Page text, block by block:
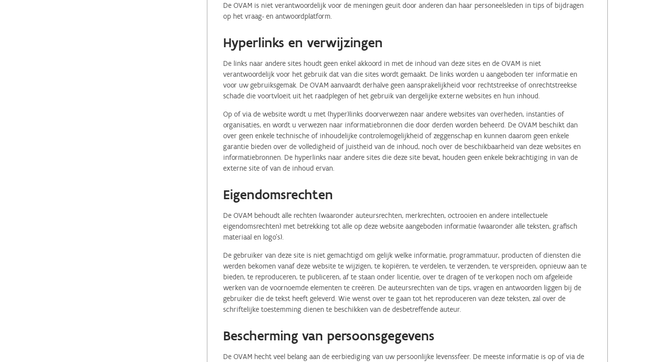
De OVAM is niet verantwoordelijk voor de meningen geuit door anderen dan haar personeelsleden in tips of bijdragen
op het vraag- en antwoordplatform.
Hyperlinks en verwijzingen
De links naar andere sites houdt geen enkel akkoord in met de inhoud van deze sites en de OVAM is niet
verantwoordelijk voor het gebruik dat van die sites wordt gemaakt. De links worden u aangeboden ter informatie en
voor uw gebruiksgemak. De OVAM aanvaardt derhalve geen aansprakelijkheid voor rechtstreekse of onrechtstreekse
schade die voortvloeit uit het raadplegen of het gebruik van dergelijke externe websites en hun inhoud.
Op of via de website wordt u met (hyper)links doorverwezen naar andere websites van overheden, instanties of
organisaties, en wordt u verwezen naar informatiebronnen die door derden worden beheerd. De OVAM beschikt dan
over geen enkele technische of inhoudelijke controlemogelijkheid of zeggenschap en kunnen daarom geen enkele
garantie bieden over de volledigheid of juistheid van de inhoud, noch over de beschikbaarheid van deze websites en
informatiebronnen. De hyperlinks naar andere sites die deze site bevat, houden geen enkele bekrachtiging in van de
externe site of van de inhoud ervan.
Eigendomsrechten
De OVAM behoudt alle rechten (waaronder auteursrechten, merkrechten, octrooien en andere intellectuele
eigendomsrechten) met betrekking tot alle op deze website aangeboden informatie (waaronder alle teksten, grafisch
materiaal en logo's).
De gebruiker van deze site is niet gemachtigd om gelijk welke informatie, programmatuur, producten of diensten die
werden bekomen vanaf deze website te wijzigen, te kopiëren, te verdelen, te verzenden, te verspreiden, opnieuw aan te
bieden, te reproduceren, te publiceren, af te staan onder licentie, over te dragen of te verkopen noch om afgeleide
werken van de voornoemde elementen te creëren. De auteursrechten van de tips, vragen en antwoorden liggen bij de
gebruiker die de tekst heeft geleverd. Wie wenst over te gaan tot het reproduceren van deze teksten, zal over de
schriftelijke toestemming dienen te beschikken van de desbetreffende auteur.
Bescherming van persoonsgegevens
De OVAM hecht veel belang aan de eerbiediging van uw persoonlijke levenssfeer. De meeste informatie is op of via de